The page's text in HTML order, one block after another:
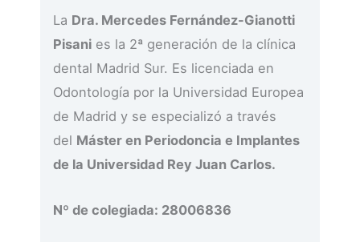
La Dra. Mercedes Fernández-Gianotti
Pisani es la 2ª generación de la clínica
dental Madrid Sur. Es licenciada en
Odontología por la Universidad Europea
de Madrid y se especializó a través
del Máster en Periodoncia e Implantes
de la Universidad Rey Juan Carlos.
Nº de colegiada: 28006836